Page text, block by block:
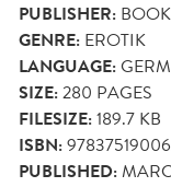
PUBLISHER:
GENRE: EROTIK
LANGUAGE:
SIZE:280 PAGES
FILESIZE:189.7 KB
ISBN:
PUBLISHED: